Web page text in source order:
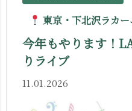
東京・下北沢ラカー
今年もやります！
りライブ
11.01.2026